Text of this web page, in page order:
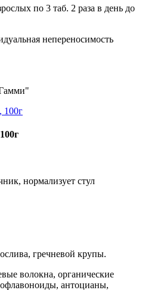
по 3 таб. 2 раза в день до
непереносимость
нормализует стул
гречневой крупы.
волокна, органические
антоцианы,